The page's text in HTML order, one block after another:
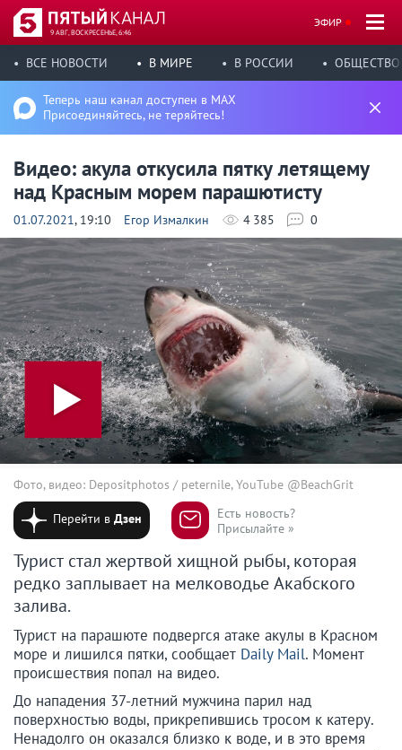
9 АВГ, ВОСКРЕСЕНЬЕ, 6:46
ЭФИР
ВСЕ НОВОСТИ В МИРЕ В РОССИИ ОБЩЕСТВО
Теперь наш канал доступен в MAX
Присоединяйтесь, не теряйтесь!
Видео: акула откусила пятку летящему
над Красным морем парашютисту
01.07.2021, 19:10 Егор Измалкин 4 385 0
Фото, видео: Depositphotos / peternile, YouTube @BeachGrit
Перейти вДзен
Есть новость?
Присылайте »
Турист стал жертвой хищной рыбы, которая
редко заплывает на мелководье Акабского
залива.
Турист на парашюте подвергся атаке акулы в Красном
море и лишился пятки, сообщает Daily Mail. Момент
происшествия попал на видео.
До нападения 37-летний мужчина парил над
поверхностью воды, прикрепившись тросом к катеру.
Ненадолго он оказался близко к воде, и в это время